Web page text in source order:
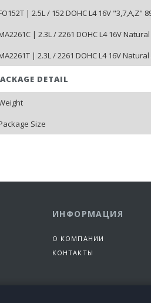
| 2.5L / 152 DOHC L4 16V "3,7,A,Z"
| 2.3L / 2261 DOHC L4 16V
| 2.3L / 2261 DOHC L4 16V
DETAIL
Size
ИНФОРМАЦИЯ
О КОМПАНИИ
КОНТАКТЫ